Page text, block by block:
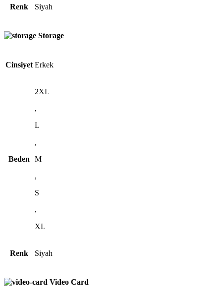
Renk Siyah
Storage
Cinsiyet Erkek
Beden
2XL
,
L
,
M
,
S
,
XL
Renk Siyah
Video Card